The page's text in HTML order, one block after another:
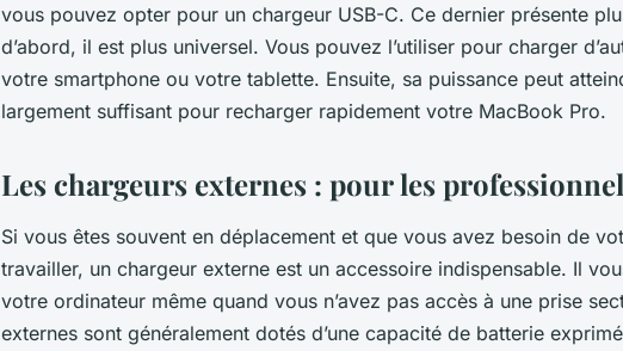
vous pouvez opter pour un chargeur USB-C. Ce dernier présente
d’abord, il est plus universel. Vous pouvez l’utiliser pour charger
votre smartphone ou votre tablette. Ensuite, sa puissance peut
largement suffisant pour recharger rapidement votre MacBook Pro.
Les chargeurs externes : pour les
Si vous êtes souvent en déplacement et que vous avez besoin de
travailler, un chargeur externe est un accessoire indispensable. Il
votre ordinateur même quand vous n’avez pas accès à une prise
externes sont généralement dotés d’une capacité de batterie